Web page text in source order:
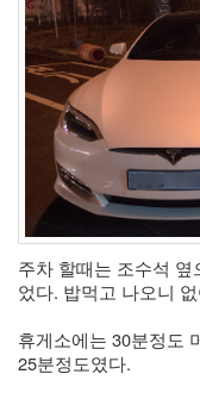
주차 할때는 조수석
었다. 밥먹고 나오니
휴게소에는 30분정도
25분정도였다.